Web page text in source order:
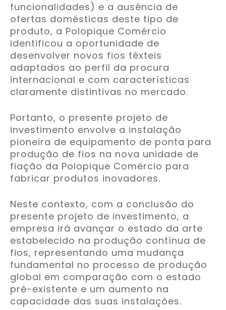
funcionalidades) e a ausência de
ofertas domésticas deste tipo de
produto, a Polopique Comércio
identificou a oportunidade de
desenvolver novos fios têxteis
adaptados ao perfil da procura
internacional e com características
claramente distintivas no mercado.
Portanto, o presente projeto de
investimento envolve a instalação
pioneira de equipamento de ponta para
produção de fios na nova unidade de
fiação da Polopique Comércio para
fabricar produtos inovadores.
Neste contexto, com a conclusão do
presente projeto de investimento, a
empresa irá avançar o estado da arte
estabelecido na produção contínua de
fios, representando uma mudança
fundamental no processo de produção
global em comparação com o estado
pré-existente e um aumento na
capacidade das suas instalações.